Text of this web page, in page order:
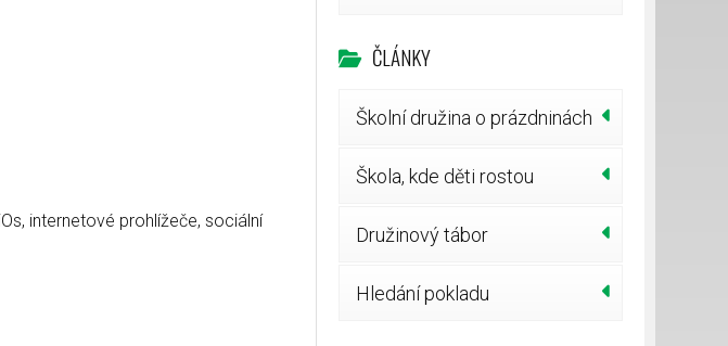
internetové prohlížeče, sociální
ČLÁNKY
Školní družina o prázdninách
Škola, kde děti rostou
Družinový tábor
Hledání pokladu